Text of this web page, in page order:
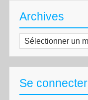
Archives
Archives
Se connecter